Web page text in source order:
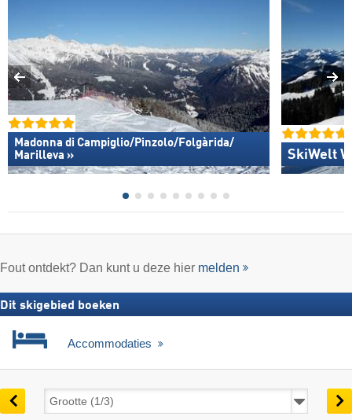
Madonna di Campiglio/​Pinzolo/​Folgàrida/​
Marilleva »
SkiWelt
Fout ontdekt? Dan kunt u deze hier melden
Dit skigebied boeken
Accommodaties